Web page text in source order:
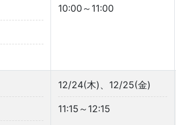
10:00～11:00
12/24(木)、12/25(金)
11:15～12:15